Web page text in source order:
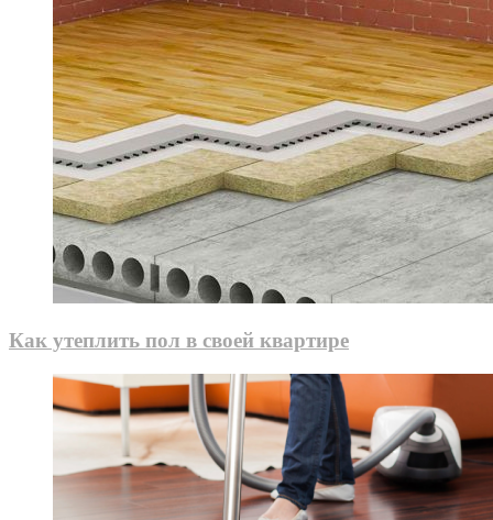
Как утеплить пол в своей квартире